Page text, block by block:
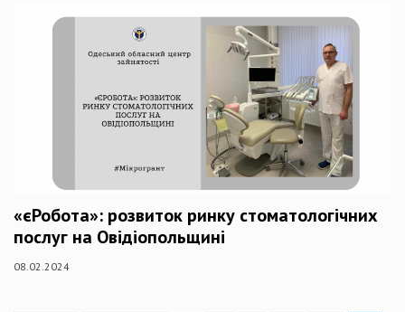
«єРобота»: розвиток ринку стоматологічних
послуг на Овідіопольщині
08.02.2024